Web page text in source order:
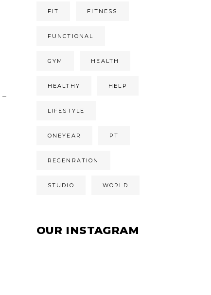
–
FIT FITNESS
FUNCTIONAL
GYM HEALTH
HEALTHY HELP
LIFESTYLE
ONEYEAR PT
REGENRATION
STUDIO WORLD
OUR INSTAGRAM